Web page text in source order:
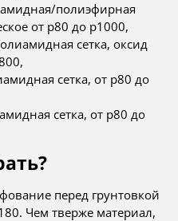
полиэфирная
от p80 до p1000,
сетка, оксид
сетка, от p80 до
сетка, от p80 до
перед грунтовкой
Чем тверже материал,